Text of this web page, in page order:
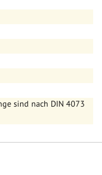
sind nach DIN 4073